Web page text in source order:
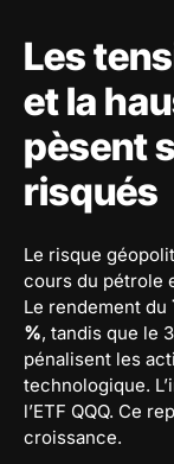
Les
et la
pèsent
risqués
Le risque
cours du pétrole
Le rendement du
%, tandis que le
pénalisent les
technologique.
l’ETF QQQ. Ce
croissance.